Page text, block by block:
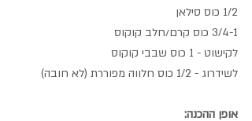
1/2 כוס סילאן
3/4-1 כוס קרם/חלב קוקוס
לקישוט - 1 כוס שבבי קוקוס
לשידרוג - 1/2 כוס חלווה מפוררת (לא חובה)
אופן ההכנה: